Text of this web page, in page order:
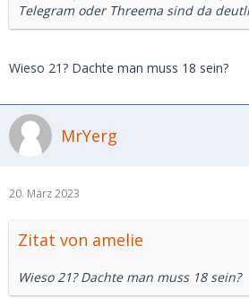
Telegram oder Threema sind da
Wieso 21? Dachte man muss 18 sein?
MrYerg
20. März 2023
Zitat von amelie
Wieso 21? Dachte man muss 18 sein?